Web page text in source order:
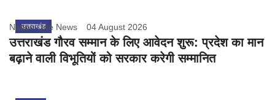
उत्तराखंड
Nation One News 04 August 2026
उत्तराखंड गौरव सम्मान के लिए आवेदन शुरू: प्रदेश का मान
बढ़ाने वाली विभूतियों को सरकार करेगी सम्मानित